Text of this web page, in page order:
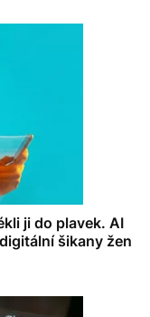
ji do plavek. AI
šikany žen